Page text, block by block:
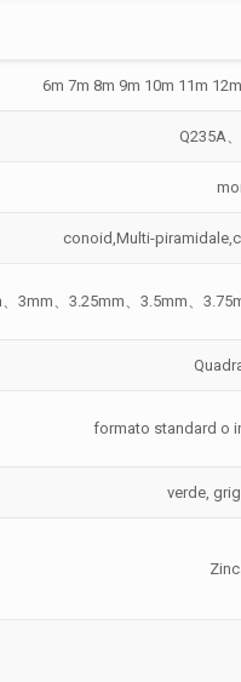
6m 7m 8m 9m 10m 11m
Q235A
conoid,Multi-
3mm、3.25mm、3.5mm、
formato standard o
verde,